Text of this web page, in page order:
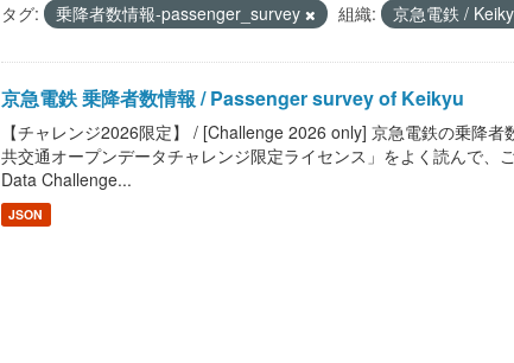
タグ: 乗降者数情報-passenger_survey 組織: 京急電鉄 /
京急電鉄 乗降者数情報 / Passenger survey of Keikyu
【チャレンジ2026限定】 / [Challenge 2026 only] 京急電鉄の乗降
共交通オープンデータチャレンジ限定ライセンス」をよく読んで
Data Challenge...
JSON